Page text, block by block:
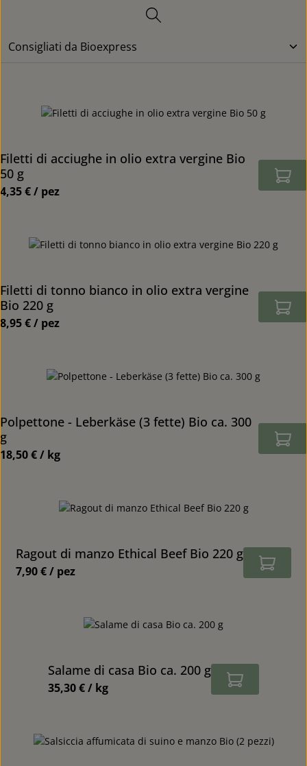
Filetti di acciughe in olio extra vergine Bio
50 g
Prezzo normale:
4,35 € / pez
Filetti di tonno bianco in olio extra vergine
Bio 220 g
Prezzo normale:
8,95 € / pez
Polpettone - Leberkäse (3 fette) Bio ca. 300
g
Prezzo normale:
18,50 € / kg
Ragout di manzo Ethical Beef Bio 220 g
Prezzo normale:
7,90 € / pez
Salame di casa Bio ca. 200 g
Prezzo normale:
35,30 € / kg